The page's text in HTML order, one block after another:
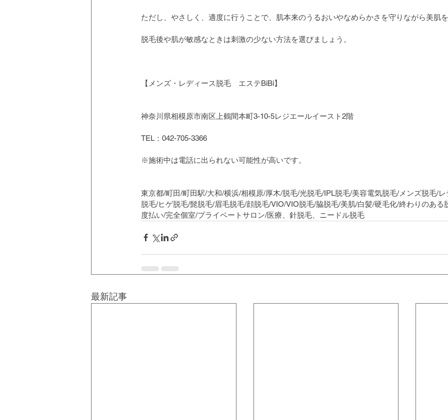
ただし、やさしく、適度に行うことで、肌本来のうるおいやなめらかさを守りながら美肌
脱毛後や肌が敏感なときは刺激の少ない方法を選びましょう。
【メンズ・レディース脱毛　エステBiBi】
神奈川県相模原市南区上鶴間本町3-10-5レジエールイースト2階
TEL：042-705-3366
※施術中は電話に出られない可能性が高いです。
東京都/町田/町田駅/大和/横浜/相模原/厚木/脱毛/光脱毛/IPL脱毛/美容電気脱毛/メンズ脱毛/
脱毛/ヒゲ脱毛/髭脱毛/眉毛脱毛/顔脱毛/VIO/VIO脱毛/脇脱毛/美肌/白髪/硬毛化/終わりのある
度払い/完全個室/プライベートサロン/医療、針脱毛、ニードル脱毛
最新記事